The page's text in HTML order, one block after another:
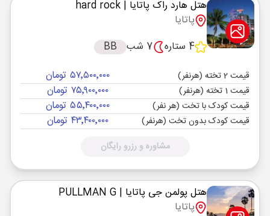
هتل هارد راک پاتایا | hard rock
پاتایا
4 ستاره
7 شب BB
قیمت 2 تخته (هرنفر) ۵۷٬۵۰۰٬۰۰۰ تومان
قیمت 1 تخته (هرنفر) ۷۵٬۹۰۰٬۰۰۰ تومان
قیمت کودک با تخت (هر نفر) ۵۵٬۴۰۰٬۰۰۰ تومان
قیمت کودک بدون تخت (هرنفر) ۴۳٬۴۰۰٬۰۰۰ تومان
مشاوره و رزرو رایگان
هتل پولمن جی پاتایا | PULLMAN G
پاتایا